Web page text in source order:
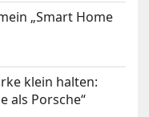
„Smart Home
klein halten:
als Porsche“